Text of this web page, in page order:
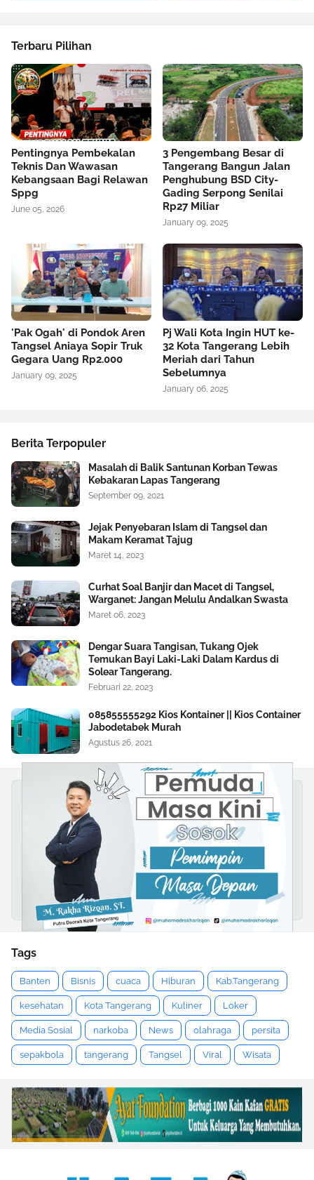
Terbaru Pilihan
Pentingnya Pembekalan
Teknis Dan Wawasan
Kebangsaan Bagi Relawan
Sppg
June 05, 2026
3 Pengembang Besar di
Tangerang Bangun Jalan
Penghubung BSD City-
Gading Serpong Senilai
Rp27 Miliar
January 09, 2025
'Pak Ogah' di Pondok Aren
Tangsel Aniaya Sopir Truk
Gegara Uang Rp2.000
January 09, 2025
Pj Wali Kota Ingin HUT ke-
32 Kota Tangerang Lebih
Meriah dari Tahun
Sebelumnya
January 06, 2025
Berita Terpopuler
Masalah di Balik Santunan Korban Tewas
Kebakaran Lapas Tangerang
September 09, 2021
Jejak Penyebaran Islam di Tangsel dan
Makam Keramat Tajug
Maret 14, 2023
Curhat Soal Banjir dan Macet di Tangsel,
Warganet: Jangan Melulu Andalkan Swasta
Maret 06, 2023
Dengar Suara Tangisan, Tukang Ojek
Temukan Bayi Laki-Laki Dalam Kardus di
Solear Tangerang.
Februari 22, 2023
085855555292 Kios Kontainer || Kios Container
Jabodetabek Murah
Agustus 26, 2021
Tags
Banten Bisnis cuaca Hiburan Kab.Tangerang
kesehatan Kota Tangerang Kuliner Loker
Media Sosial narkoba News olahraga persita
sepakbola tangerang Tangsel Viral Wisata